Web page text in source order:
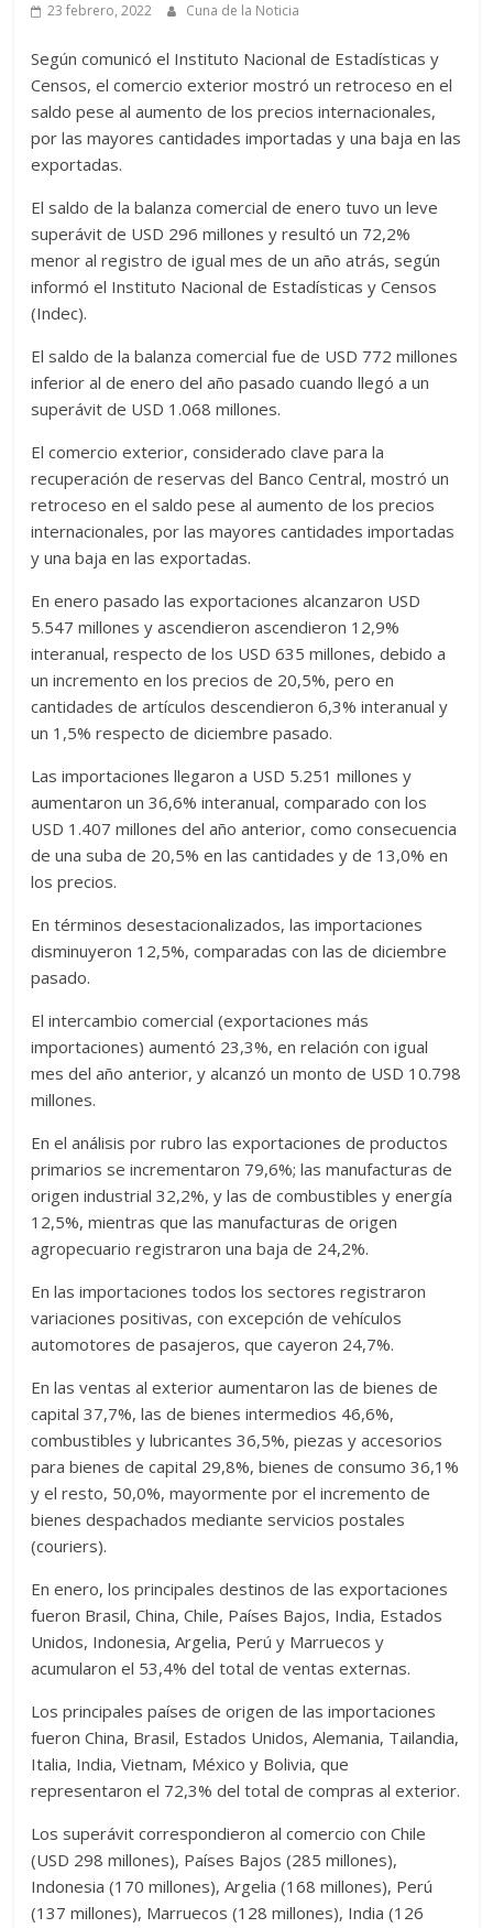
23 febrero, 2022 Cuna de la Noticia
Según comunicó el Instituto Nacional de Estadísticas y
Censos, el comercio exterior mostró un retroceso en el
saldo pese al aumento de los precios internacionales,
por las mayores cantidades importadas y una baja en las
exportadas.
El saldo de la balanza comercial de enero tuvo un leve
superávit de USD 296 millones y resultó un 72,2%
menor al registro de igual mes de un año atrás, según
informó el Instituto Nacional de Estadísticas y Censos
(Indec).
El saldo de la balanza comercial fue de USD 772 millones
inferior al de enero del año pasado cuando llegó a un
superávit de USD 1.068 millones.
El comercio exterior, considerado clave para la
recuperación de reservas del Banco Central, mostró un
retroceso en el saldo pese al aumento de los precios
internacionales, por las mayores cantidades importadas
y una baja en las exportadas.
En enero pasado las exportaciones alcanzaron USD
5.547 millones y ascendieron ascendieron 12,9%
interanual, respecto de los USD 635 millones, debido a
un incremento en los precios de 20,5%, pero en
cantidades de artículos descendieron 6,3% interanual y
un 1,5% respecto de diciembre pasado.
Las importaciones llegaron a USD 5.251 millones y
aumentaron un 36,6% interanual, comparado con los
USD 1.407 millones del año anterior, como consecuencia
de una suba de 20,5% en las cantidades y de 13,0% en
los precios.
En términos desestacionalizados, las importaciones
disminuyeron 12,5%, comparadas con las de diciembre
pasado.
El intercambio comercial (exportaciones más
importaciones) aumentó 23,3%, en relación con igual
mes del año anterior, y alcanzó un monto de USD 10.798
millones.
En el análisis por rubro las exportaciones de productos
primarios se incrementaron 79,6%; las manufacturas de
origen industrial 32,2%, y las de combustibles y energía
12,5%, mientras que las manufacturas de origen
agropecuario registraron una baja de 24,2%.
En las importaciones todos los sectores registraron
variaciones positivas, con excepción de vehículos
automotores de pasajeros, que cayeron 24,7%.
En las ventas al exterior aumentaron las de bienes de
capital 37,7%, las de bienes intermedios 46,6%,
combustibles y lubricantes 36,5%, piezas y accesorios
para bienes de capital 29,8%, bienes de consumo 36,1%
y el resto, 50,0%, mayormente por el incremento de
bienes despachados mediante servicios postales
(couriers).
En enero, los principales destinos de las exportaciones
fueron Brasil, China, Chile, Países Bajos, India, Estados
Unidos, Indonesia, Argelia, Perú y Marruecos y
acumularon el 53,4% del total de ventas externas.
Los principales países de origen de las importaciones
fueron China, Brasil, Estados Unidos, Alemania, Tailandia,
Italia, India, Vietnam, México y Bolivia, que
representaron el 72,3% del total de compras al exterior.
Los superávit correspondieron al comercio con Chile
(USD 298 millones), Países Bajos (285 millones),
Indonesia (170 millones), Argelia (168 millones), Perú
(137 millones), Marruecos (128 millones), India (126